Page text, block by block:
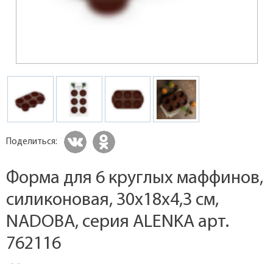
Поделиться:
Форма для 6 круглых маффинов,
силиконовая, 30x18x4,3 см,
NADOBA, серия ALENKA арт.
762116